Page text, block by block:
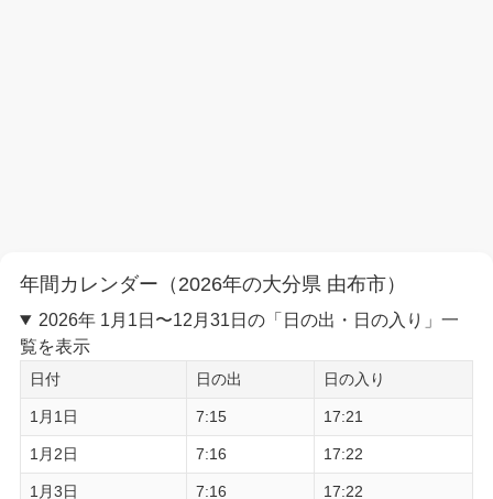
年間カレンダー（2026年の大分県 由布市）
2026年 1月1日〜12月31日の「日の出・日の入り」一
覧を表示
日付 日の出 日の入り
1月1日 7:15 17:21
1月2日 7:16 17:22
1月3日 7:16 17:22